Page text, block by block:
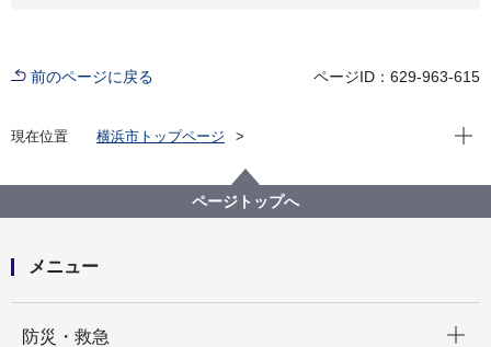
前のページに戻る ページID：629-963-615
現在位置
横浜市トップページ
健康福祉局
障害自立支援課
福祉特別乗車券（福祉パス）を紛失したが、どうした
現在
ページトップへ
メニュー
防災・救急